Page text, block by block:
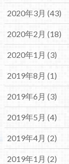
2020年3月 (43)
2020年2月 (18)
2020年1月 (3)
2019年8月 (1)
2019年6月 (3)
2019年5月 (4)
2019年4月 (2)
2019年1月 (2)